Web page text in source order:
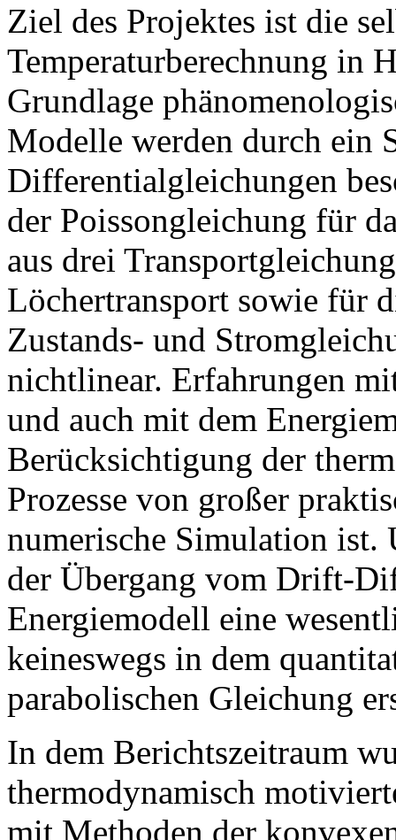
Ziel des Projektes ist die
Temperaturberechnung in
Grundlage
Modelle werden durch ein
Differentialgleichungen
der Poissongleichung für
aus drei
Löchertransport sowie für
Zustands- und
nichtlinear. Erfahrungen
und auch mit dem
Berücksichtigung der
Prozesse von großer
numerische Simulation ist.
der Übergang vom Drift-
Energiemodell eine
keineswegs in dem
parabolischen Gleichung
In dem Berichtszeitraum
thermodynamisch
mit Methoden der